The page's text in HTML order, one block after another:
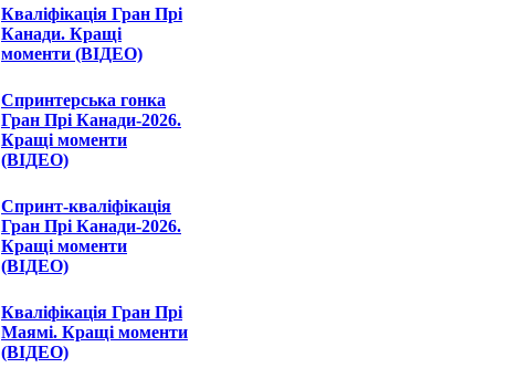
Кваліфікація Гран Прі
Канади. Кращі
моменти (ВІДЕО)
Спринтерська гонка
Гран Прі Канади-2026.
Кращі моменти
(ВІДЕО)
Спринт-кваліфікація
Гран Прі Канади-2026.
Кращі моменти
(ВІДЕО)
Кваліфікація Гран Прі
Маямі. Кращі моменти
(ВІДЕО)